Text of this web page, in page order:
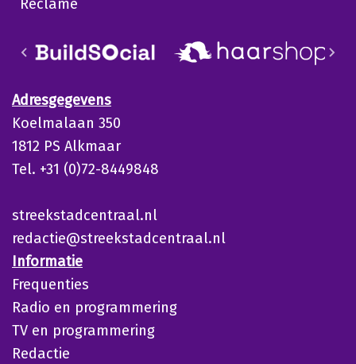
Reclame
Adresgegevens
Koelmalaan 350
1812 PS Alkmaar
Tel. +31 (0)72-8449848
streekstadcentraal.nl
redactie@streekstadcentraal.nl
Informatie
Frequenties
Radio en programmering
TV en programmering
Redactie